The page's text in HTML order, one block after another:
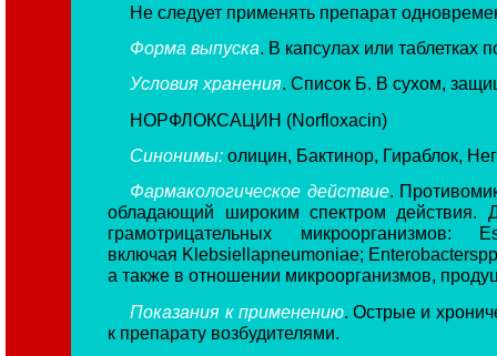
Не следует применять препарат
Форма выпуска. В капсулах или таблетках
Условия хранения. Список Б. В сухом,
НОРФЛОКСАЦИН (Norfloxacin)
Синонимы: олицин, Бактинор, Гираблок,
Фармакологическое действие.
обладающий широким спектром действия.
грамотрицательных микроорганизмов:
включая Klebsiellapneumoniae;
а также в отношении микроорганизмов,
Показания к применению. Острые и
к препарату возбудителями.